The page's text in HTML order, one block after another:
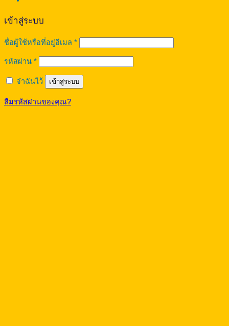
เข้าสู่ระบบ
ชื่อผู้ใช้หรือที่อยู่อีเมล *ต้องการ
รหัสผ่าน *ต้องการ
จำฉันไว้ เข้าสู่ระบบ
ลืมรหัสผ่านของคุณ?